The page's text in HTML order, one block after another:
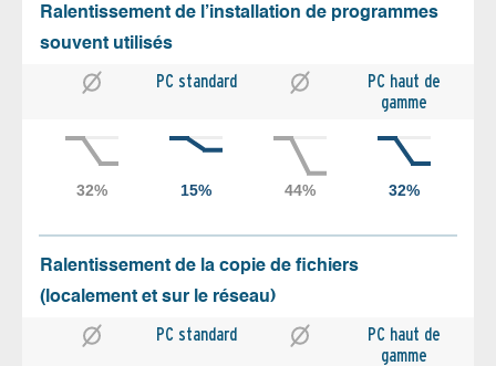
Ralentissement de l’installation de programmes
souvent utilisés
PC standard
PC haut de
gamme
Ralentissement de la copie de fichiers
(localement et sur le réseau)
PC standard
PC haut de
gamme